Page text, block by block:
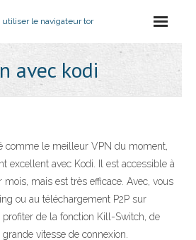
utiliser le navigateur tor
avec kodi
comme le meilleur VPN du moment,
excellent avec Kodi. Il est accessible à
mois, mais est très efficace. Avec, vous
ou au téléchargement P2P sur
de la fonction Kill-Switch, de
vitesse de connexion.